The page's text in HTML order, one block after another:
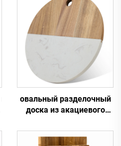
овальный разделочный
доска из акациевого
диаметром 10"